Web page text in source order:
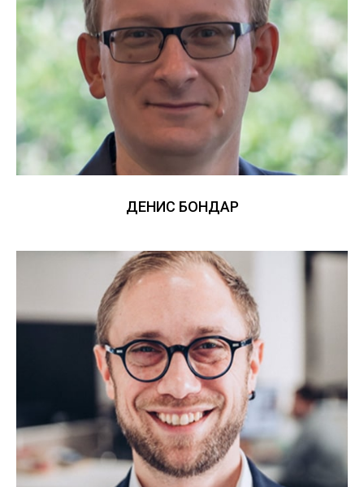
ДЕНИС БОНДАР